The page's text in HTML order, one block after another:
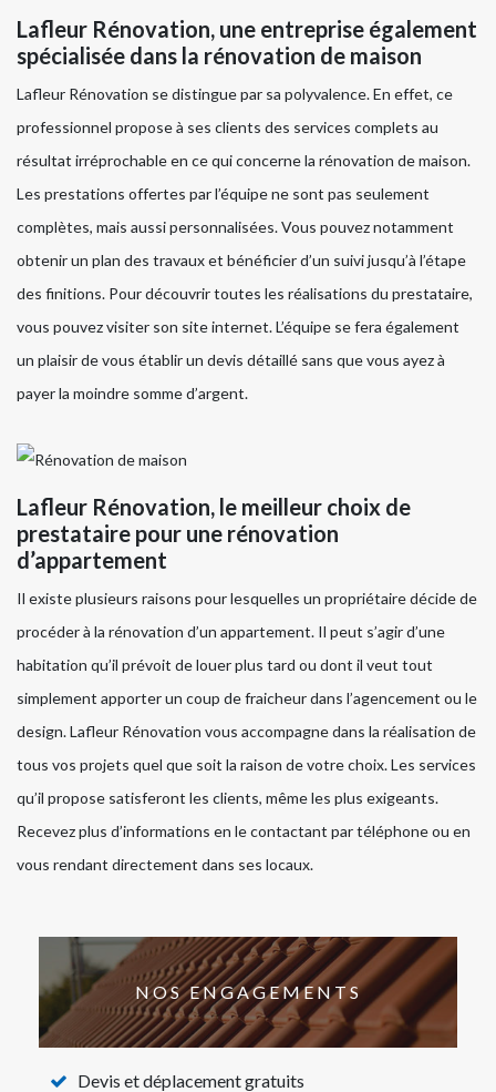
Lafleur Rénovation, une entreprise également
spécialisée dans la rénovation de maison
Lafleur Rénovation se distingue par sa polyvalence. En effet, ce
professionnel propose à ses clients des services complets au
résultat irréprochable en ce qui concerne la rénovation de maison.
Les prestations offertes par l’équipe ne sont pas seulement
complètes, mais aussi personnalisées. Vous pouvez notamment
obtenir un plan des travaux et bénéficier d’un suivi jusqu’à l’étape
des finitions. Pour découvrir toutes les réalisations du prestataire,
vous pouvez visiter son site internet. L’équipe se fera également
un plaisir de vous établir un devis détaillé sans que vous ayez à
payer la moindre somme d’argent.
Lafleur Rénovation, le meilleur choix de
prestataire pour une rénovation
d’appartement
Il existe plusieurs raisons pour lesquelles un propriétaire décide de
procéder à la rénovation d’un appartement. Il peut s’agir d’une
habitation qu’il prévoit de louer plus tard ou dont il veut tout
simplement apporter un coup de fraicheur dans l’agencement ou le
design. Lafleur Rénovation vous accompagne dans la réalisation de
tous vos projets quel que soit la raison de votre choix. Les services
qu’il propose satisferont les clients, même les plus exigeants.
Recevez plus d’informations en le contactant par téléphone ou en
vous rendant directement dans ses locaux.
NOS ENGAGEMENTS
Devis et déplacement gratuits